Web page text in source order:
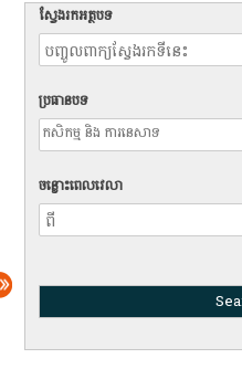
ស្វែងរកអត្ថបទ
ប្រធានបទ
ចន្លោះពេលវេលា